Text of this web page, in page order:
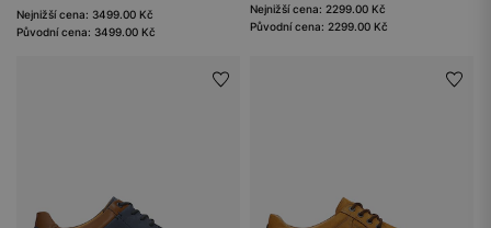
Nejnižší cena: 3499.00 Kč
Původní cena: 3499.00 Kč
Nejnižší cena: 2299.00 Kč
Původní cena: 2299.00 Kč